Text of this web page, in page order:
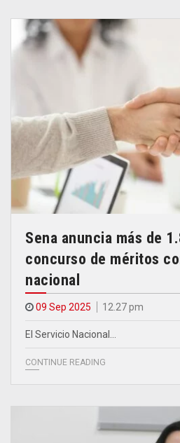
Sena anuncia más de
concurso de méritos
nacional
09 Sep 2025 12.27 pm
El Servicio Nacional…
CONTINUE READING